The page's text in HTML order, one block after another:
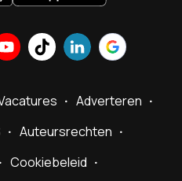
Adverteren
Auteursrechten
Cookiebeleid